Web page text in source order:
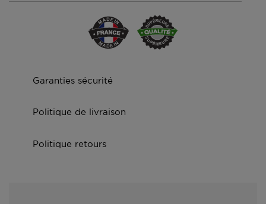
Garanties sécurité
Politique de livraison
Politique retours